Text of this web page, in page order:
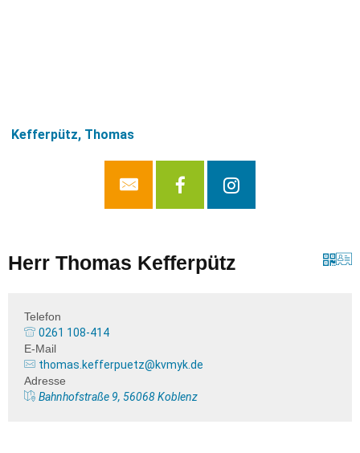
Kefferpütz, Thomas
Herr Thomas Kefferpütz
Telefon
0261 108-414
E-Mail
thomas.kefferpuetz@kvmyk.de
Adresse
Bahnhofstraße 9, 56068 Koblenz